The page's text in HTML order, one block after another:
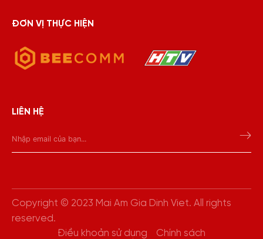
ĐƠN VỊ THỰC HIỆN
LIÊN HỆ
Copyright © 2023 Mai Am Gia Dinh Viet. All rights
reserved.
Điều khoản sử dụng
Chính sách